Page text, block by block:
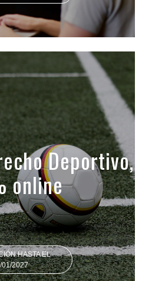
Deportivo,
online
HASTA EL
01/2027